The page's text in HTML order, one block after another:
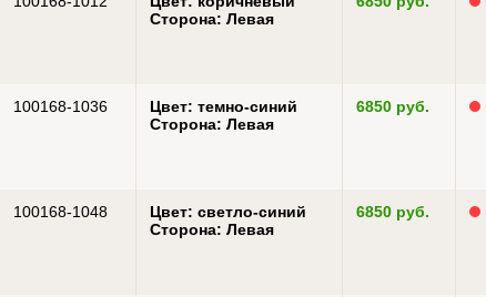
Сторона: Левая
100168-1036
Цвет: темно-синий
Сторона: Левая
6850 руб.
100168-1048
Цвет: светло-синий
Сторона: Левая
6850 руб.